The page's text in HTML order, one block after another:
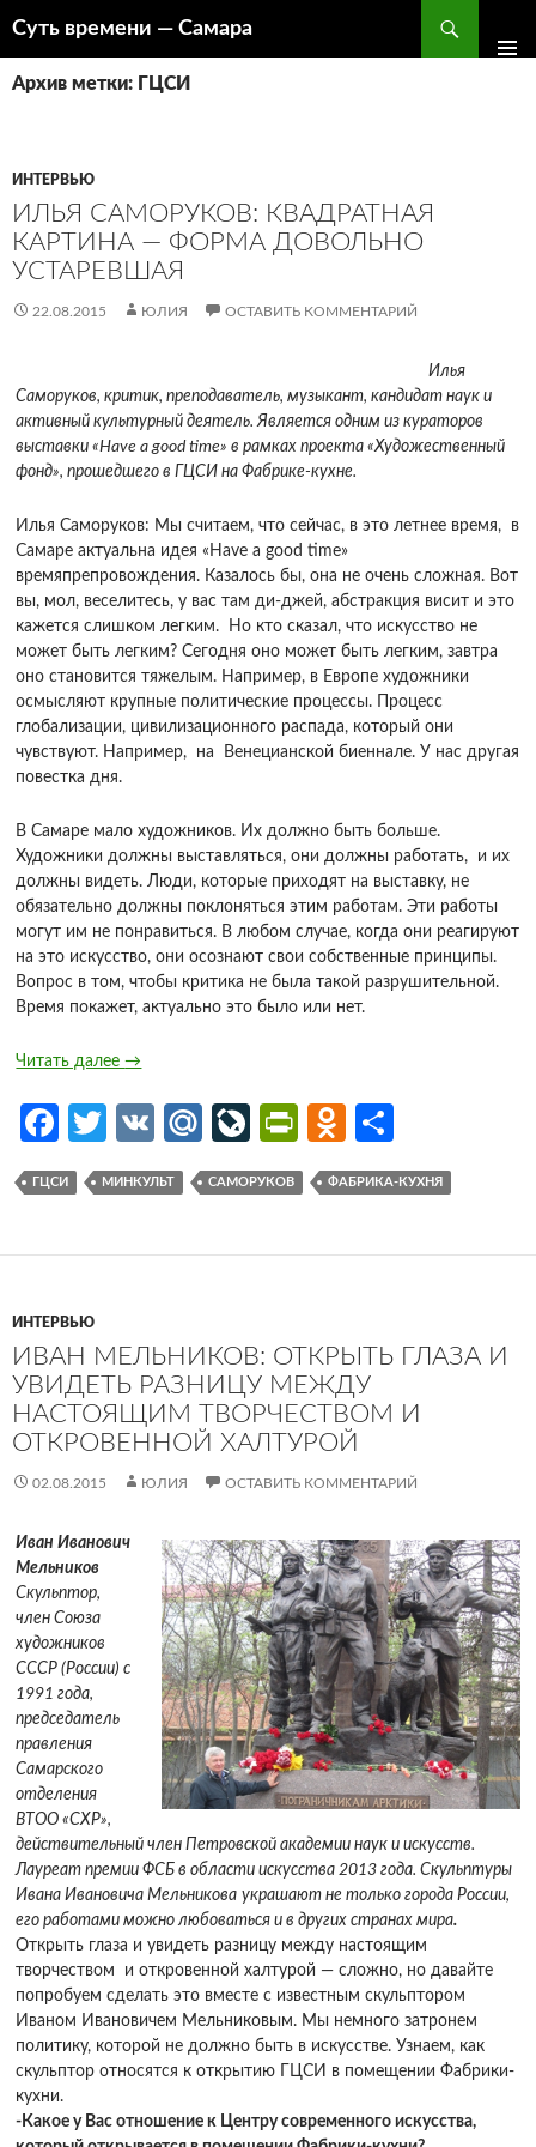
Суть времени — Самара
К
СОДЕРЖИМОМУ
Архив метки: ГЦСИ
ИНТЕРВЬЮ
ИЛЬЯ САМОРУКОВ: КВАДРАТНАЯ
КАРТИНА — ФОРМА ДОВОЛЬНО
УСТАРЕВШАЯ
22.08.2015 ЮЛИЯ ОСТАВИТЬ КОММЕНТАРИЙ
Илья
Саморуков,критик, преподаватель, музыкант, кандидат наук и
активный культурный деятель. Является одним из кураторов
выставки «Haveagoodtime» в рамках проекта «Художественный
фонд», прошедшего в ГЦСИ на Фабрике-кухне.
Илья Саморуков: Мы считаем, что сейчас, в это летнее время, в
Самаре актуальна идея «Have a good time»
времяпрепровождения. Казалось бы, она не очень сложная. Вот
вы, мол, веселитесь, у вас там ди-джей, абстракция висит и это
кажется слишком легким. Но кто сказал, что искусство не
может быть легким? Сегодня оно может быть легким, завтра
оно становится тяжелым. Например, в Европе художники
осмысляют крупные политические процессы. Процесс
глобализации, цивилизационного распада, который они
чувствуют. Например, на Венецианской биеннале. У нас другая
повестка дня.
В Самаре мало художников. Их должно быть больше.
Художники должны выставляться, они должны работать, и их
должны видеть. Люди, которые приходят на выставку, не
обязательно должны поклоняться этим работам. Эти работы
могут им не понравиться. В любом случае, когда они реагируют
на это искусство, они осознают свои собственные принципы.
Вопрос в том, чтобы критика не была такой разрушительной.
Время покажет, актуально это было или нет.
Читать далее→
Fa
ce
b
k
T
w
itt
V
K
M
ail
.R
Li
v
eJ
al
Pr
in
tF
dl
y
O
d
n
sn
iki
т
п
ть
ГЦСИ МИНКУЛЬТ САМОРУКОВ ФАБРИКА-КУХНЯ
ИНТЕРВЬЮ
ИВАН МЕЛЬНИКОВ: ОТКРЫТЬ ГЛАЗА И
УВИДЕТЬ РАЗНИЦУ МЕЖДУ
НАСТОЯЩИМ ТВОРЧЕСТВОМ И
ОТКРОВЕННОЙ ХАЛТУРОЙ
02.08.2015 ЮЛИЯ ОСТАВИТЬ КОММЕНТАРИЙ
Иван Иванович
Мельников
Скульптор,
член Союза
художников
СССР (России) с
1991 года,
председатель
правления
Самарского
отделения
ВТОО «СХР»,
действительный член Петровской академии наук и искусств.
Лауреат премии ФСБ в области искусства 2013 года. Скульптуры
Ивана Ивановича Мельникова украшают не только города России,
его работами можно любоваться и в других странах мира.
Открыть глаза и увидеть разницу между настоящим
творчеством и откровенной халтурой — сложно, но давайте
попробуем сделать это вместе с известным скульптором
Иваном Ивановичем Мельниковым. Мы немного затронем
политику, которой не должно быть в искусстве. Узнаем, как
скульптор относятся к открытию ГЦСИ в помещении Фабрики-
кухни.
-Какое у Вас отношение к Центру современного искусства,